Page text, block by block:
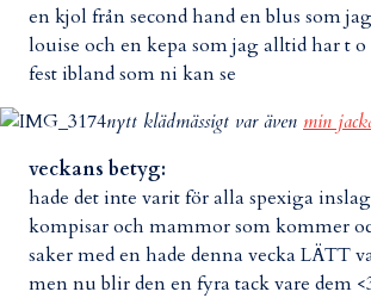
en kjol från second hand en blus som
louise och en kepa som jag alltid har t
fest ibland som ni kan se
nytt klädmässigt var även min
veckans betyg:
hade det inte varit för alla spexiga
kompisar och mammor som kommer
saker med en hade denna vecka LÄTT
men nu blir den en fyra tack vare dem